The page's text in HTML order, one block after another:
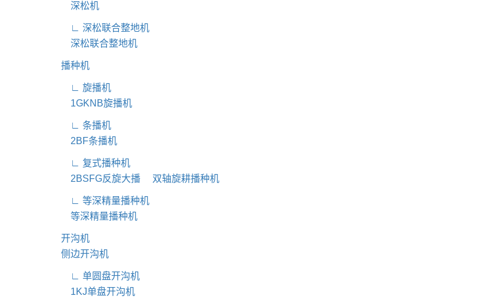
深松机
∟ 深松联合整地机
深松联合整地机
播种机
∟ 旋播机
1GKNB旋播机
∟ 条播机
2BF条播机
∟ 复式播种机
2BSFG反旋大播
双轴旋耕播种机
∟ 等深精量播种机
等深精量播种机
开沟机
侧边开沟机
∟ 单圆盘开沟机
1KJ单盘开沟机